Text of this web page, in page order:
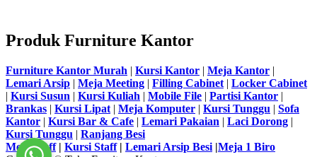
Produk Furniture Kantor
Furniture Kantor Murah | Kursi Kantor | Meja Kantor |
Lemari Arsip | Meja Meeting | Filling Cabinet | Locker Cabinet
| Kursi Susun | Kursi Kuliah | Mobile File | Partisi Kantor |
Brankas | Kursi Lipat | Meja Komputer | Kursi Tunggu | Sofa
Kantor | Kursi Bar & Cafe | Lemari Pakaian | Laci Dorong |
Kursi Tunggu | Ranjang Besi
Meja Staff| Kursi Staff| Lemari Arsip Besi |Meja 1 Biro